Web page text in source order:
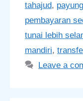
tahajud,
pembayaran
tunai lebih
mandiri,
Leave a